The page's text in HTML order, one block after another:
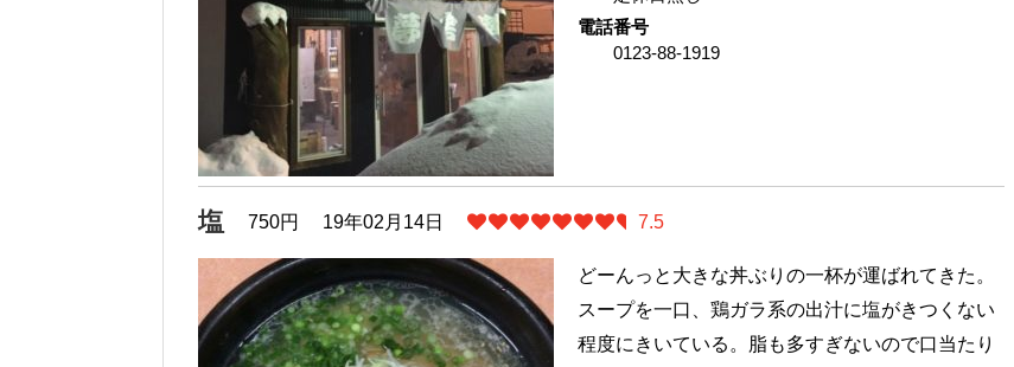
電話番号
0123-88-1919
塩 750円 19年02月14日 7.5
どーんっと大きな丼ぶりの一杯が運ばれてきた。
スープを一口、鶏ガラ系の出汁に塩がきつくない
程度にきいている。脂も多すぎないので口当たり